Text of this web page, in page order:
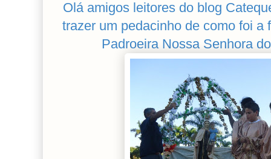
Olá amigos leitores do blog
trazer um pedacinho de como foi a
Padroeira Nossa Senhora